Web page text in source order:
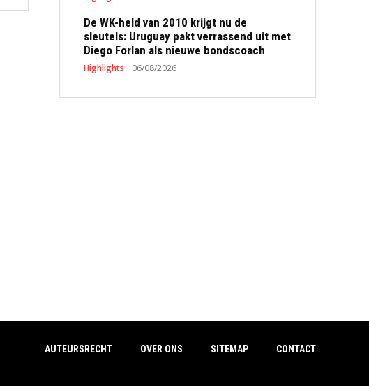
De WK-held van 2010 krijgt nu de
sleutels: Uruguay pakt verrassend uit met
Diego Forlan als nieuwe bondscoach
Highlights 06/08/2026
AUTEURSRECHT OVER ONS SITEMAP CONTACT